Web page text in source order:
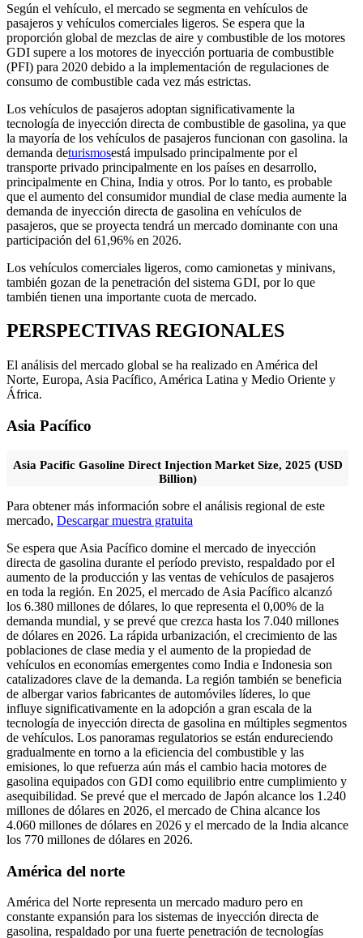
Según el vehículo, el mercado se segmenta en vehículos de
pasajeros y vehículos comerciales ligeros. Se espera que la
proporción global de mezclas de aire y combustible de los motores
GDI supere a los motores de inyección portuaria de combustible
(PFI) para 2020 debido a la implementación de regulaciones de
consumo de combustible cada vez más estrictas.
Los vehículos de pasajeros adoptan significativamente la
tecnología de inyección directa de combustible de gasolina, ya que
la mayoría de los vehículos de pasajeros funcionan con gasolina. la
demanda deturismosestá impulsado principalmente por el
transporte privado principalmente en los países en desarrollo,
principalmente en China, India y otros. Por lo tanto, es probable
que el aumento del consumidor mundial de clase media aumente la
demanda de inyección directa de gasolina en vehículos de
pasajeros, que se proyecta tendrá un mercado dominante con una
participación del 61,96% en 2026.
Los vehículos comerciales ligeros, como camionetas y minivans,
también gozan de la penetración del sistema GDI, por lo que
también tienen una importante cuota de mercado.
PERSPECTIVAS REGIONALES
El análisis del mercado global se ha realizado en América del
Norte, Europa, Asia Pacífico, América Latina y Medio Oriente y
África.
Asia Pacífico
Asia Pacific Gasoline Direct Injection Market Size, 2025 (USD
Billion)
Para obtener más información sobre el análisis regional de este
mercado, Descargar muestra gratuita
Se espera que Asia Pacífico domine el mercado de inyección
directa de gasolina durante el período previsto, respaldado por el
aumento de la producción y las ventas de vehículos de pasajeros
en toda la región. En 2025, el mercado de Asia Pacífico alcanzó
los 6.380 millones de dólares, lo que representa el 0,00% de la
demanda mundial, y se prevé que crezca hasta los 7.040 millones
de dólares en 2026. La rápida urbanización, el crecimiento de las
poblaciones de clase media y el aumento de la propiedad de
vehículos en economías emergentes como India e Indonesia son
catalizadores clave de la demanda. La región también se beneficia
de albergar varios fabricantes de automóviles líderes, lo que
influye significativamente en la adopción a gran escala de la
tecnología de inyección directa de gasolina en múltiples segmentos
de vehículos. Los panoramas regulatorios se están endureciendo
gradualmente en torno a la eficiencia del combustible y las
emisiones, lo que refuerza aún más el cambio hacia motores de
gasolina equipados con GDI como equilibrio entre cumplimiento y
asequibilidad. Se prevé que el mercado de Japón alcance los 1.240
millones de dólares en 2026, el mercado de China alcance los
4.060 millones de dólares en 2026 y el mercado de la India alcance
los 770 millones de dólares en 2026.
América del norte
América del Norte representa un mercado maduro pero en
constante expansión para los sistemas de inyección directa de
gasolina, respaldado por una fuerte penetración de tecnologías